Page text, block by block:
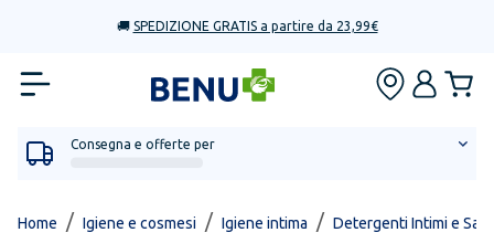
🚚 SPEDIZIONE GRATIS a partire da 23,99€
Consegna e offerte per
Home / Igiene e cosmesi / Igiene intima / Detergenti Intimi e